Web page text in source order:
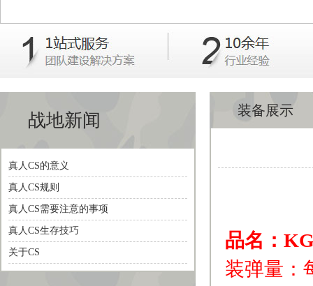
战地新闻
真人CS的意义
真人CS规则
真人CS需要注意的事项
真人CS生存技巧
关于CS
装备展示
品名：
装弹量：